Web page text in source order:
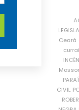
Ceará
CIVIL